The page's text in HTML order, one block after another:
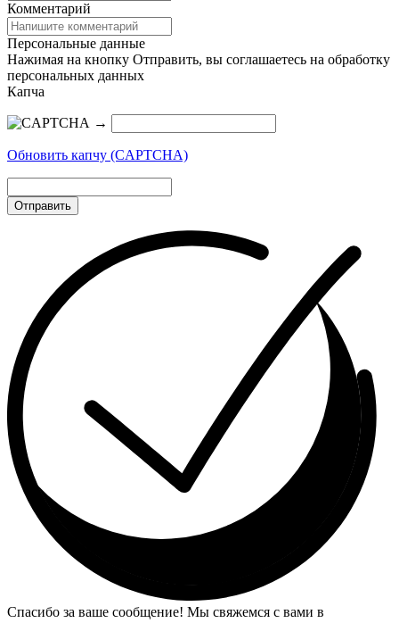
Комментарий
Персональные данные
Нажимая на кнопку Отправить, вы соглашаетесь на обработку
персональных данных
Капча
→
Обновить капчу (CAPTCHA)
Отправить
Спасибо за ваше сообщение! Мы свяжемся с вами в